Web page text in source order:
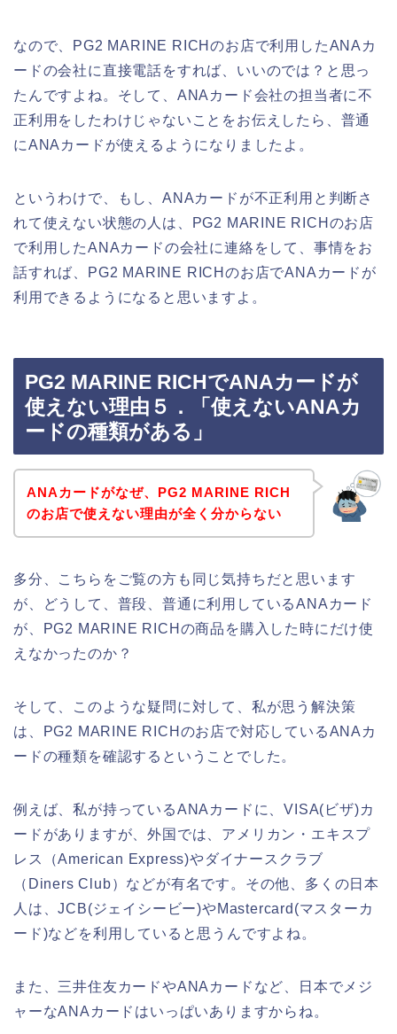
なので、PG2 MARINE RICHのお店で利用したANAカ
ードの会社に直接電話をすれば、いいのでは？と思っ
たんですよね。そして、ANAカード会社の担当者に不
正利用をしたわけじゃないことをお伝えしたら、普通
にANAカードが使えるようになりましたよ。
というわけで、もし、ANAカードが不正利用と判断さ
れて使えない状態の人は、PG2 MARINE RICHのお店
で利用したANAカードの会社に連絡をして、事情をお
話すれば、PG2 MARINE RICHのお店でANAカードが
利用できるようになると思いますよ。
PG2 MARINE RICHでANAカードが
使えない理由５．「使えないANAカ
ードの種類がある」
ANAカードがなぜ、PG2 MARINE RICH
のお店で使えない理由が全く分からない
多分、こちらをご覧の方も同じ気持ちだと思います
が、どうして、普段、普通に利用しているANAカード
が、PG2 MARINE RICHの商品を購入した時にだけ使
えなかったのか？
そして、このような疑問に対して、私が思う解決策
は、PG2 MARINE RICHのお店で対応しているANAカ
ードの種類を確認するということでした。
例えば、私が持っているANAカードに、VISA(ビザ)カ
ードがありますが、外国では、アメリカン・エキスプ
レス（American Express)やダイナースクラブ
（Diners Club）などが有名です。その他、多くの日本
人は、JCB(ジェイシービー)やMastercard(マスターカ
ード)などを利用していると思うんですよね。
また、三井住友カードやANAカードなど、日本でメジ
ャーなANAカードはいっぱいありますからね。